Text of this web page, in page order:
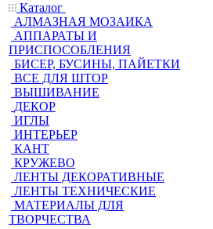
Каталог
АЛМАЗНАЯ МОЗАИКА
АППАРАТЫ И
ПРИСПОСОБЛЕНИЯ
БИСЕР, БУСИНЫ, ПАЙЕТКИ
ВСЕ ДЛЯ ШТОР
ВЫШИВАНИЕ
ДЕКОР
ИГЛЫ
ИНТЕРЬЕР
КАНТ
КРУЖЕВО
ЛЕНТЫ ДЕКОРАТИВНЫЕ
ЛЕНТЫ ТЕХНИЧЕСКИЕ
МАТЕРИАЛЫ ДЛЯ
ТВОРЧЕСТВА